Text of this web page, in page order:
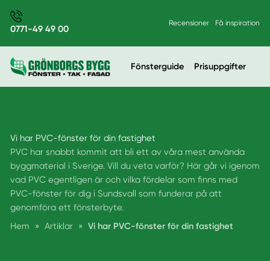
0771-49 49 00
Recensioner Få inspiration
Fönsterguide Prisuppgifter
Vi har PVC-fönster för din fastighet
PVC har snabbt kommit att bli ett av våra mest använda
byggmaterial i Sverige. Vill du veta varför? Här går vi igenom
vad PVC egentligen är och vilka fördelar som finns med
PVC-fönster för dig i Sundsvall som funderar på att
genomföra ett fönsterbyte.
Hem
» Artiklar » Vi har PVC-fönster för din fastighet